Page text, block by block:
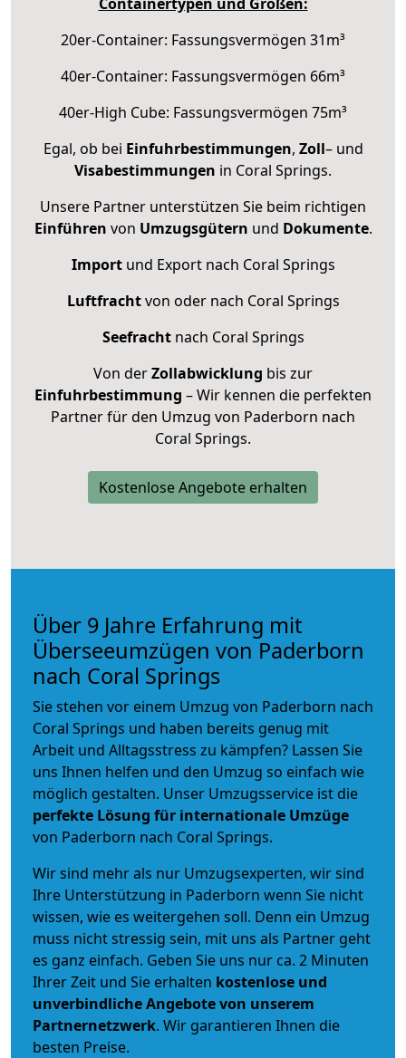
20er-Container: Fassungsvermögen 31m³
40er-Container: Fassungsvermögen 66m³
40er-High Cube: Fassungsvermögen 75m³
Egal, ob bei Einfuhrbestimmungen, Zoll– und
Visabestimmungen in Coral Springs.
Unsere Partner unterstützen Sie beim richtigen
Einführen von Umzugsgütern und Dokumente.
Importund Export nach Coral Springs
Luftfrachtvon oder nach Coral Springs
Seefrachtnach Coral Springs
Von derZollabwicklung bis zur
Einfuhrbestimmung – Wir kennen die perfekten
Partner für den Umzug von Paderborn nach
Coral Springs.
Kostenlose Angebote erhalten
Über 9 Jahre Erfahrung mit
Überseeumzügen von Paderborn
nach Coral Springs
Sie stehen vor einem Umzug von Paderborn nach
Coral Springs und haben bereits genug mit
Arbeit und Alltagsstress zu kämpfen? Lassen Sie
uns Ihnen helfen und den Umzug so einfach wie
möglich gestalten. Unser Umzugsservice ist die
perfekte Lösung für internationale Umzüge
von Paderborn nach Coral Springs.
Wir sind mehr als nur Umzugsexperten, wir sind
Ihre Unterstützung in Paderborn wenn Sie nicht
wissen, wie es weitergehen soll. Denn ein Umzug
muss nicht stressig sein, mit uns als Partner geht
es ganz einfach. Geben Sie uns nur ca. 2 Minuten
Ihrer Zeit und Sie erhalten kostenlose und
unverbindlicheAngebote von unserem
Partnernetzwerk. Wir garantieren Ihnen die
besten Preise.